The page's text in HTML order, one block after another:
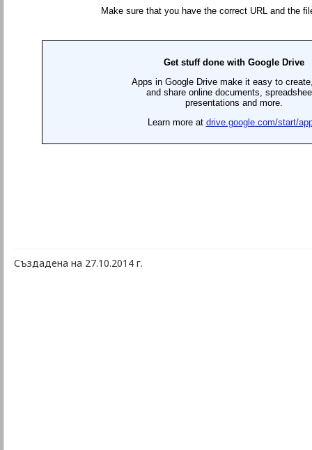
Създадена на 27.10.2014 г.